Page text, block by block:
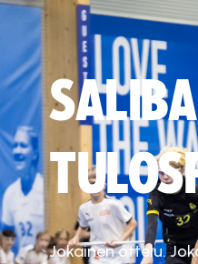
Jokainen ottelu.